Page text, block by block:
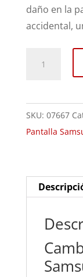
daño en la
accidental,
Galaxy
S25
cantidad
SKU: 07667
Pantalla